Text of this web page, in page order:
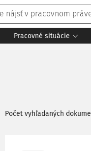
Pracovné situácie
Počet vyhľadaných